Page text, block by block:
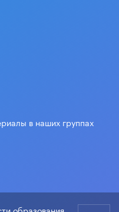
в наших группах